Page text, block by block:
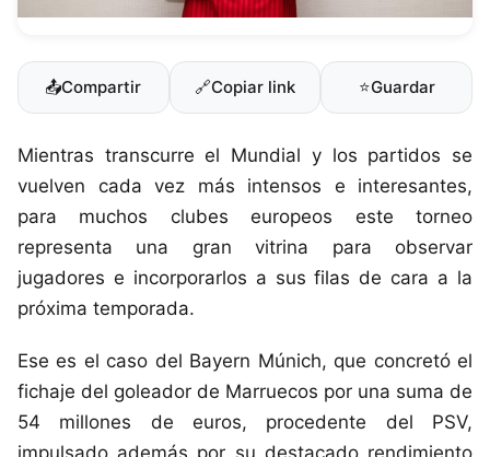
📤Compartir 🔗Copiar link ⭐Guardar
Mientras transcurre el Mundial y los partidos se
vuelven cada vez más intensos e interesantes,
para muchos clubes europeos este torneo
representa una gran vitrina para observar
jugadores e incorporarlos a sus filas de cara a la
próxima temporada.
Ese es el caso del Bayern Múnich, que concretó el
fichaje del goleador de Marruecos por una suma de
54 millones de euros, procedente del PSV,